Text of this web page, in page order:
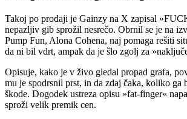
Takoj po prodaji je Gainzy na X zapisal
nepazljiv gib sprožil nesrečo. Obrnil se je na
Pump Fun, Alona Cohena, naj pomaga rešiti
da ni bil vdrt, ampak da je šlo zgolj za
Opisuje, kako je v živo gledal propad grafa,
mu je spodrsnil prst, in da zdaj čaka, koliko ga
škode. Dogodek ustreza opisu »fat-finger«
sproži velik premik cen.